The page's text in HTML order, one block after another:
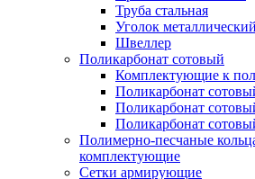
Труба стальная
Уголок металлический
Швеллер
Поликарбонат сотовый
Комплектующие к
Поликарбонат
Поликарбонат
Поликарбонат
Полимерно-песчаные
комплектующие
Сетки армирующие